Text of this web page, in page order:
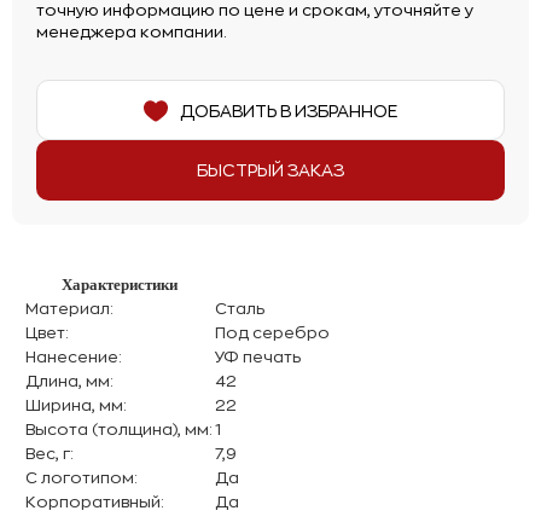
точную информацию по цене и срокам, уточняйте у
менеджера компании.
БЫСТРЫЙ ЗАКАЗ
ДОБАВИТЬ В ИЗБРАННОЕ
Характеристики
Материал:
Сталь
Цвет:
Под серебро
Нанесение:
УФ печать
Длина, мм:
42
Ширина, мм:
22
Высота (толщина), мм: 1
Вес, г:
7,9
С логотипом:
Да
Корпоративный:
Да